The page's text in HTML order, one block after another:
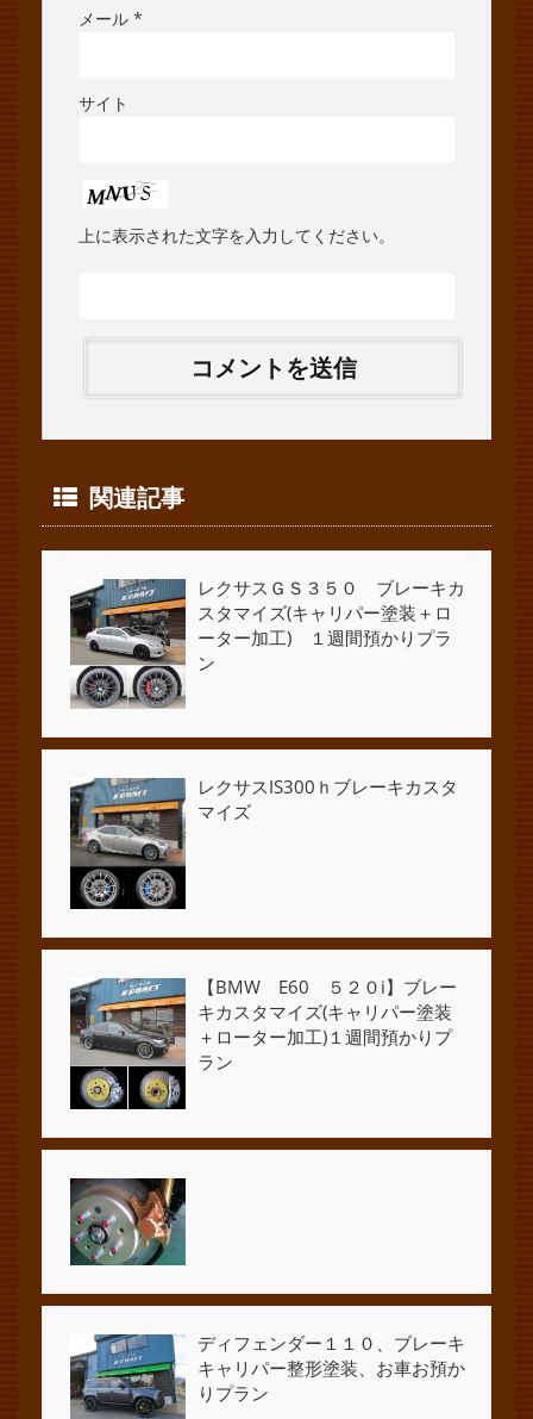
メール *
サイト
上に表示された文字を入力してください。
関連記事
レクサスＧＳ３５０ ブレーキカ
スタマイズ(キャリパー塗装＋ロ
ーター加工) １週間預かりプラ
ン
レクサスIS300ｈブレーキカスタ
マイズ
【BMW E60 ５２０i】ブレー
キカスタマイズ(キャリパー塗装
＋ローター加工)１週間預かりプ
ラン
ディフェンダー１１０、ブレーキ
キャリパー整形塗装、お車お預か
りプラン